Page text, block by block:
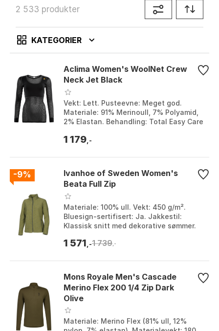
beskyttelse, uansett om du er på en krevende fjelltur
eller en avslappende spasertur i parken.
2 533 produkter
KATEGORIER
Aclima Women's WoolNet Crew
Neck Jet Black
Vekt: Lett. Pusteevne: Meget god.
Materiale: 91% Merinoull, 7% Polyamid,
2% Elastan. Behandling: Total Easy Care
Farge...
1 179 ,-
-9%
Ivanhoe of Sweden Women's
Beata Full Zip
Materiale: 100% ull. Vekt: 450 g/m².
Bluesign-sertifisert: Ja. Jakkestil:
Klassisk snitt med dekorative sømmer.
denim, Fuchsi...
1 571 ,-1 739,-
Mons Royale Men's Cascade
Merino Flex 200 1/4 Zip Dark
Olive
Materiale: Merino Flex (81% ull, 12%